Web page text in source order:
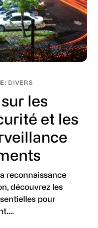
DIVERS
les
et les
reconnaissance
découvrez les
pour